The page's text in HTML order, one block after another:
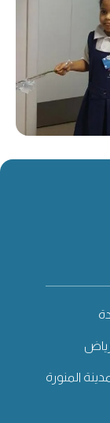
المنورة